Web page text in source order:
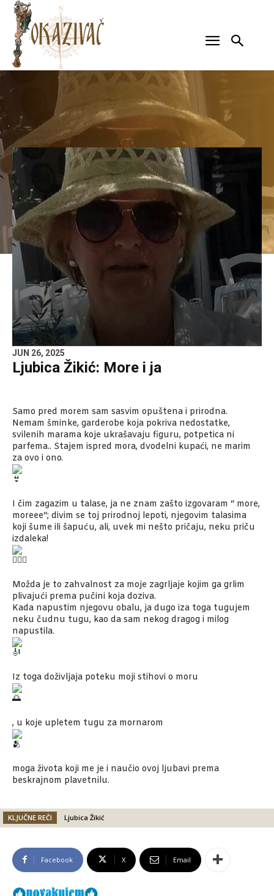
JUN 26, 2025
Ljubica Žikić: More i ja
Samo pred morem sam sasvim opuštena i prirodna.
Nemam šminke, garderobe koja pokriva nedostatke,
svilenih marama koje ukrašavaju figuru, potpetica ni
parfema.. Stajem ispred mora, dvodelni kupaći, ne marim
za ovo i ono.
I čim zagazim u talase, ja ne znam zašto izgovaram “ more,
moreee“; divim se toj prirodnoj lepoti, njegovim talasima
koji šume ili šapuću, ali, uvek mi nešto pričaju, neku priču
izdaleka!
Možda je to zahvalnost za moje zagrljaje kojim ga grlim
plivajući prema pučini koja doziva.
Kada napustim njegovu obalu, ja dugo iza toga tugujem
neku čudnu tugu, kao da sam nekog dragog i milog
napustila.
Iz toga doživljaja poteku moji stihovi o moru
, u koje upletem tugu za mornarom
moga života koji me je i naučio ovoj ljubavi prema
beskrajnom plavetnilu.
KLJUČNE REČI Ljubica Žikić
Facebook X Email